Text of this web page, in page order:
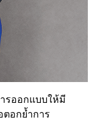
รออกแบบให้มี
อกย้ำการ